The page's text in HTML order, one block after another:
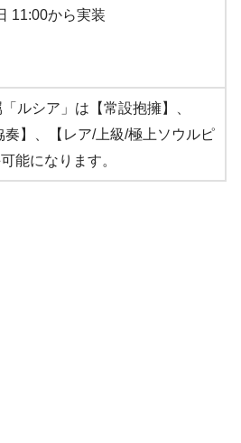
11:00から実装
ルシア」は【常設抱擁】、
奏】、【レア/上級/極上ソウルピ
能になります。